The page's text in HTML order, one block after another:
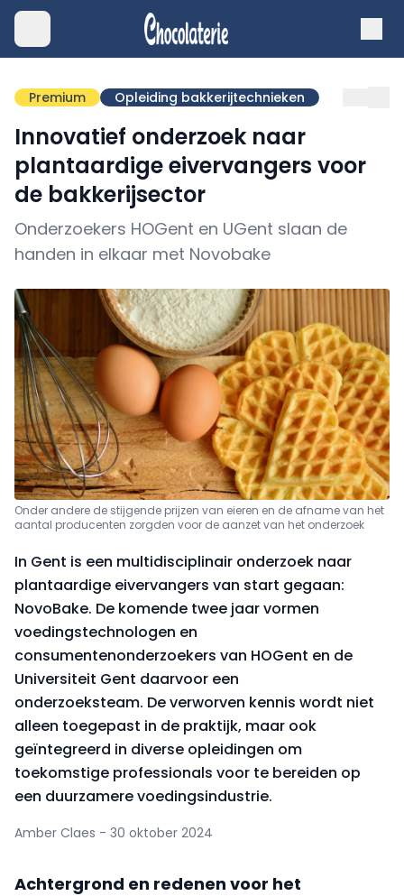
Premium Opleiding bakkerijtechnieken
Innovatief onderzoek naar
plantaardige eivervangers voor
de bakkerijsector
Onderzoekers HOGent en UGent slaan de
handen in elkaar met Novobake
Onder andere de stijgende prijzen van eieren en de afname van het
aantal producenten zorgden voor de aanzet van het onderzoek
In Gent is een multidisciplinair onderzoek naar
plantaardige eivervangers van start gegaan:
NovoBake. De komende twee jaar vormen
voedingstechnologen en
consumentenonderzoekers van HOGent en de
Universiteit Gent daarvoor een
onderzoeksteam. De verworven kennis wordt niet
alleen toegepast in de praktijk, maar ook
geïntegreerd in diverse opleidingen om
toekomstige professionals voor te bereiden op
een duurzamere voedingsindustrie.
Amber Claes - 30 oktober 2024
Achtergrond en redenen voor het